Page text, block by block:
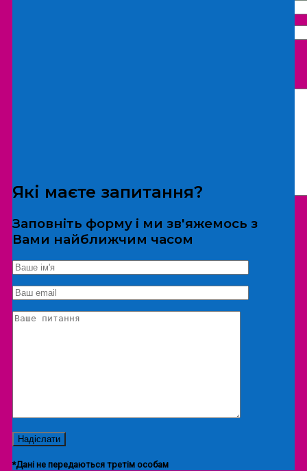
*Дані не передаються третім особам
Екскурсія/локація
Які маєте запитання?
Заповніть форму і ми зв'яжемось з
Вами найближчим часом
*Дані не передаються третім особам